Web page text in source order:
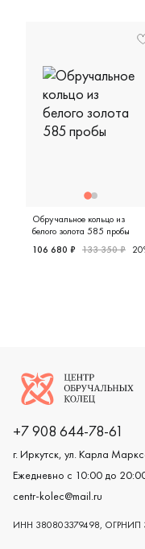
Обручальное кольцо из
белого золота 585 пробы
Мужские,
106 680 ₽ 133 350 ₽
Логотип компании
+7 908 644-78-61
г. Иркутск, ул. Карла
Ежедневно с 10:00 до
centr-kolec@mail.ru
ИНН 380803379498, ОГРНИП